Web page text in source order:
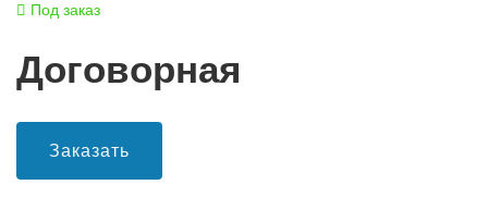
Под заказ
Договорная
Заказать